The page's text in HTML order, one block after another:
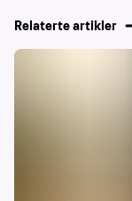
Relaterte artikler